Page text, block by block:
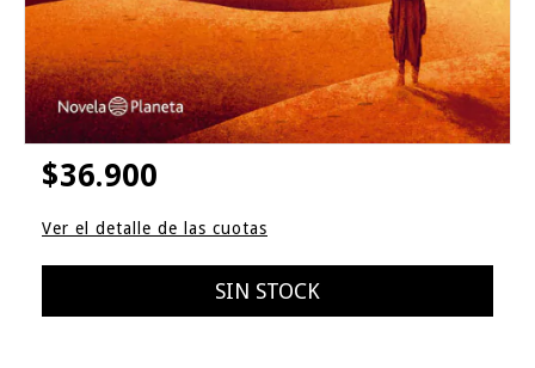
$36.900
Ver el detalle de las cuotas